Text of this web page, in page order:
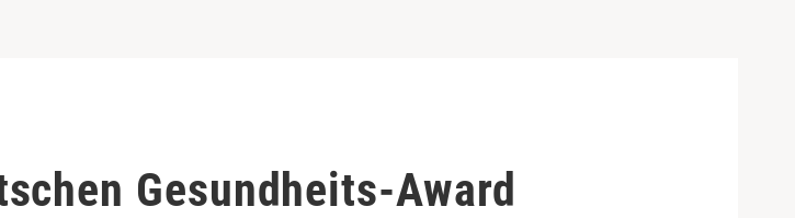
Gesundheits-Award